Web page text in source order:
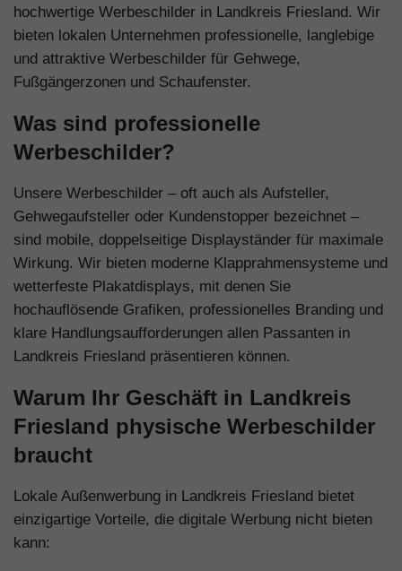
hochwertige Werbeschilder in Landkreis Friesland. Wir
bieten lokalen Unternehmen professionelle, langlebige
und attraktive Werbeschilder für Gehwege,
Fußgängerzonen und Schaufenster.
Was sind professionelle
Werbeschilder?
Unsere Werbeschilder – oft auch als Aufsteller,
Gehwegaufsteller oder Kundenstopper bezeichnet –
sind mobile, doppelseitige Displayständer für maximale
Wirkung. Wir bieten moderne Klapprahmensysteme und
wetterfeste Plakatdisplays, mit denen Sie
hochauflösende Grafiken, professionelles Branding und
klare Handlungsaufforderungen allen Passanten in
Landkreis Friesland präsentieren können.
Warum Ihr Geschäft in Landkreis
Friesland physische Werbeschilder
braucht
Lokale Außenwerbung in Landkreis Friesland bietet
einzigartige Vorteile, die digitale Werbung nicht bieten
kann: